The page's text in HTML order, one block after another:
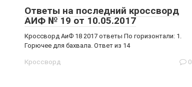
Ответы на последний кроссворд
АИФ № 19 от 10.05.2017
Кроссворд АиФ 18 2017 ответы По горизонтали: 1.
Горючее для бахвала. Ответ из 14
Кроссворд 0